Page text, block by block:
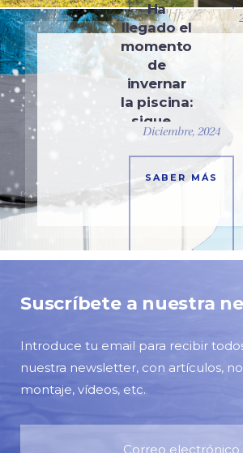
Ha
llegado el
momento
de
invernar
la piscina:
sigue…
Diciembre, 2024
SABER MÁS
Suscríbete a nuestra
Introduce tu email para recibir
nuestra newsletter, con artículos,
montaje, vídeos, etc.